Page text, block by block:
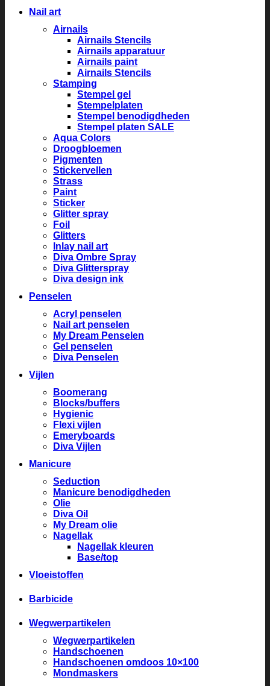
Nail art
Airnails
Airnails Stencils
Airnails apparatuur
Airnails paint
Airnails Stencils
Stamping
Stempel gel
Stempelplaten
Stempel benodigdheden
Stempel platen SALE
Aqua Colors
Droogbloemen
Pigmenten
Stickervellen
Strass
Paint
Sticker
Glitter spray
Foil
Glitters
Inlay nail art
Diva Ombre Spray
Diva Glitterspray
Diva design ink
Penselen
Acryl penselen
Nail art penselen
My Dream Penselen
Gel penselen
Diva Penselen
Vijlen
Boomerang
Blocks/buffers
Hygienic
Flexi vijlen
Emeryboards
Diva Vijlen
Manicure
Seduction
Manicure benodigdheden
Olie
Diva Oil
My Dream olie
Nagellak
Nagellak kleuren
Base/top
Vloeistoffen
Barbicide
Wegwerpartikelen
Wegwerpartikelen
Handschoenen
Handschoenen omdoos 10×100
Mondmaskers